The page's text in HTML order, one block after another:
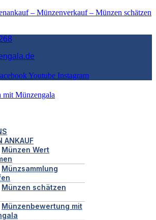
– Münzenverkauf – Münzen schätzen
Youtube Instagram
ANKAUF
Münzen Wert
Münzsammlung
Münzen schätzen
Münzenbewertung mit